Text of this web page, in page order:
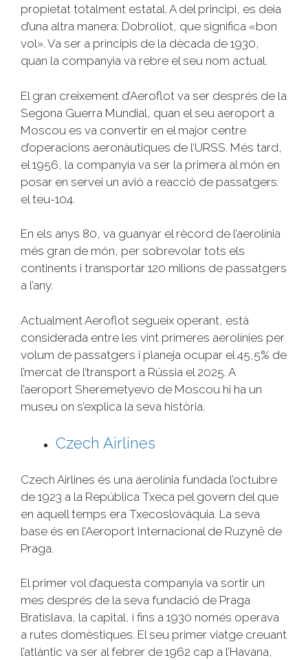
propietat totalment estatal. A del principi, es deia
d’una altra manera: Dobroliot, que significa «bon
vol». Va ser a principis de la dècada de 1930,
quan la companyia va rebre el seu nom actual.
El gran creixement d’Aeroflot va ser després de la
Segona Guerra Mundial, quan el seu aeroport a
Moscou es va convertir en el major centre
d’operacions aeronàutiques de l’URSS. Més tard,
el 1956, la companyia va ser la primera al món en
posar en servei un avió a reacció de passatgers:
el teu-104.
En els anys 80, va guanyar el rècord de l’aerolínia
més gran de món, per sobrevolar tots els
continents i transportar 120 milions de passatgers
a l’any.
Actualment Aeroflot segueix operant, està
considerada entre les vint primeres aerolínies per
volum de passatgers i planeja ocupar el 45,5% de
l’mercat de l’transport a Rússia el 2025. A
l’aeroport Sheremetyevo de Moscou hi ha un
museu on s’explica la seva història.
Czech Airlines
Czech Airlines és una aerolínia fundada l’octubre
de 1923 a la República Txeca pel govern del que
en aquell temps era Txecoslovàquia. La seva
base és en l’Aeroport Internacional de Ruzyně de
Praga.
El primer vol d’aquesta companyia va sortir un
mes després de la seva fundació de Praga
Bratislava, la capital, i fins a 1930 només operava
a rutes domèstiques. El seu primer viatge creuant
l’atlàntic va ser al febrer de 1962 cap a l’Havana,